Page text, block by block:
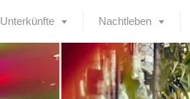
Unterkünfte Nachtleben